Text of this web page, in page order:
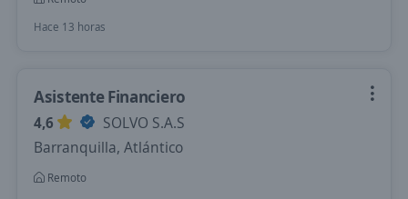
Hace 13 horas
Asistente Financiero
4,6
SOLVO S.A.S
Barranquilla, Atlántico
Remoto